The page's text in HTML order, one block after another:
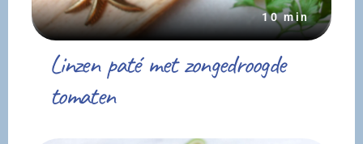
Linzen paté met zongedroogde
tomaten
10 min